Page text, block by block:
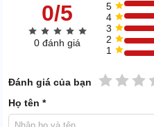
máy, giúp người dùng dễ
cách trực quan và tiện lợi.
Sản phẩm có khả năng tương
không dây và tấm gắn đầu đọc
chữ số và hiển thị trên màn hình
0/5
0 đánh giá
5
4
3
2
1
Đánh giá của bạn 3
2
1 sao
Họ tên *